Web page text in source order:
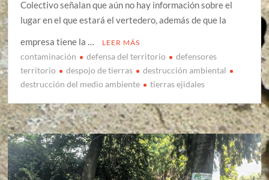
Colectivo señalan que aún no hay información sobre el
lugar en el que estará el vertedero, además de que la
empresa tiene la …
LEER MÁS
contaminación defensa del territorio
defensores
territorio
despojo de tierras
destrucción ambiental
destrucción del medio ambiente
tierras ejidales